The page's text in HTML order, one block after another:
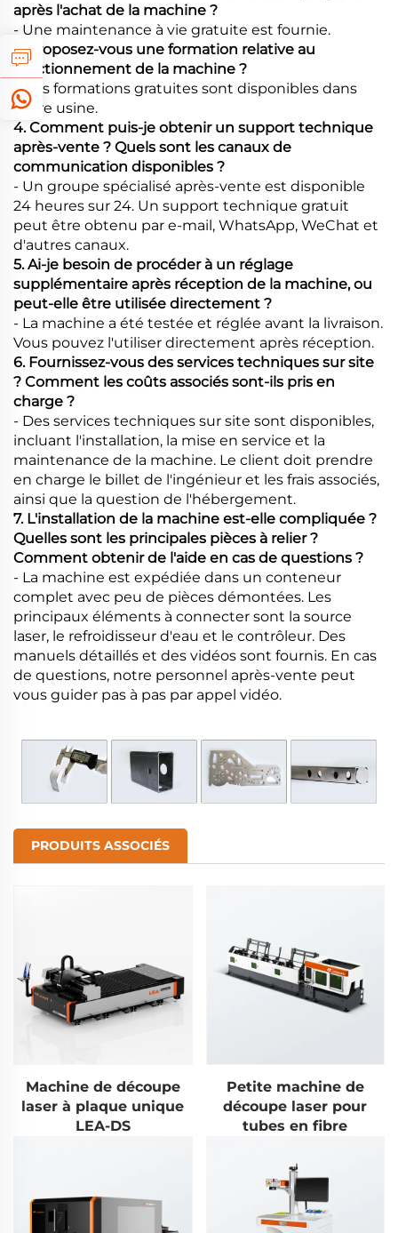
après l'achat de la machine ?
- Une maintenance à vie gratuite est fournie.
3. Proposez-vous une formation relative au
fonctionnement de la machine ?
- Des formations gratuites sont disponibles dans
notre usine.
4. Comment puis-je obtenir un support technique
après-vente ? Quels sont les canaux de
communication disponibles ?
- Un groupe spécialisé après-vente est disponible
24 heures sur 24. Un support technique gratuit
peut être obtenu par e-mail, WhatsApp, WeChat et
d'autres canaux.
5. Ai-je besoin de procéder à un réglage
supplémentaire après réception de la machine, ou
peut-elle être utilisée directement ?
- La machine a été testée et réglée avant la livraison.
Vous pouvez l'utiliser directement après réception.
6. Fournissez-vous des services techniques sur site
? Comment les coûts associés sont-ils pris en
charge ?
- Des services techniques sur site sont disponibles,
incluant l'installation, la mise en service et la
maintenance de la machine. Le client doit prendre
en charge le billet de l'ingénieur et les frais associés,
ainsi que la question de l'hébergement.
7. L'installation de la machine est-elle compliquée ?
Quelles sont les principales pièces à relier ?
Comment obtenir de l'aide en cas de questions ?
- La machine est expédiée dans un conteneur
complet avec peu de pièces démontées. Les
principaux éléments à connecter sont la source
laser, le refroidisseur d'eau et le contrôleur. Des
manuels détaillés et des vidéos sont fournis. En cas
de questions, notre personnel après-vente peut
vous guider pas à pas par appel vidéo.
PRODUITS ASSOCIÉS
Machine de découpe
laser à plaque unique
LEA-DS
Petite machine de
découpe laser pour
tubes en fibre